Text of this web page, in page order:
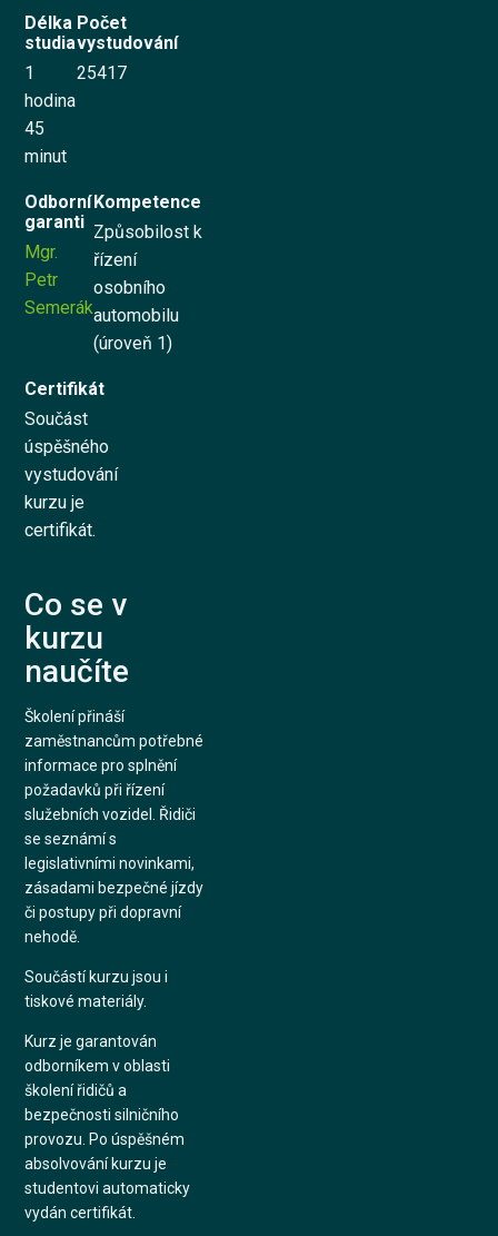
Délka
studia
1
hodina
45
minut
Počet
vystudování
25417
Odborní
garanti
Mgr.
Petr
Semerák
Kompetence
Způsobilost k
řízení
osobního
automobilu
(úroveň 1)
Certifikát
Součást
úspěšného
vystudování
kurzu je
certifikát.
Co se v
kurzu
naučíte
Školení přináší
zaměstnancům potřebné
informace pro splnění
požadavků při řízení
služebních vozidel. Řidiči
se seznámí s
legislativními novinkami,
zásadami bezpečné jízdy
či postupy při dopravní
nehodě.
Součástí kurzu jsou i
tiskové materiály.
Kurz je garantován
odborníkem v oblasti
školení řidičů a
bezpečnosti silničního
provozu. Po úspěšném
absolvování kurzu je
studentovi automaticky
vydán certifikát.